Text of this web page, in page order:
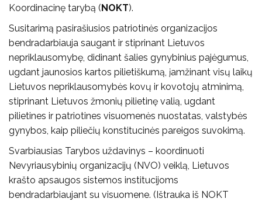
Koordinacinę tarybą (NOKT).
Susitarimą pasirašiusios patriotinės organizacijos
bendradarbiauja saugant ir stiprinant Lietuvos
nepriklausomybę, didinant šalies gynybinius pajėgumus,
ugdant jaunosios kartos pilietiškumą, įamžinant visų laikų
Lietuvos nepriklausomybės kovų ir kovotojų atminimą,
stiprinant Lietuvos žmonių pilietinę valią, ugdant
pilietines ir patriotines visuomenės nuostatas, valstybės
gynybos, kaip piliečių konstitucinės pareigos suvokimą.
Svarbiausias Tarybos uždavinys – koordinuoti
Nevyriausybinių organizacijų (NVO) veiklą, Lietuvos
krašto apsaugos sistemos institucijoms
bendradarbiaujant su visuomene. (Ištrauka iš NOKT